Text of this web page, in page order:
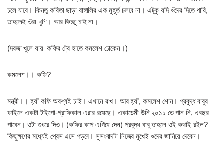
চলে যাবে। কিন্তু কবিতা ছাড়া বাঙ্গালির এক মুহূর্ত চলবে না। এটুকু যদি ওঁদের দিতে পারি,
তাহলেই ওঁরা খুশি। আর কিচ্ছু চাই না।
(দরজা খুলে যায়, কফির ট্রে হাতে কমলেশ ঢোকেন।)
কমলেশ।। কফি?
মন্ত্রী।। হ্যাঁ কফি অবশ্যই চাই। এখানে রাখ। আর হ্যাঁ, কমলেশ শোন। প্রবুদ্ধ বাবুর
ফাইলে একটা টাইপো-গ্রাফিকাল এরার রয়েছে। একাডেমী উনি ২০১১ তে পান নি, এবছর
পাবেন। ওটা শুধরে দিও। (কফির কাপ এগিয়ে দেন) প্রবুদ্ধ বাবু তাহলে ওই কথাই রইল?
কিছুক্ষণের মধ্যেই প্রেস এসে পড়বে। সুসংবাদটা নিজের মুখেই ওদের জানিয়ে দেবেন।